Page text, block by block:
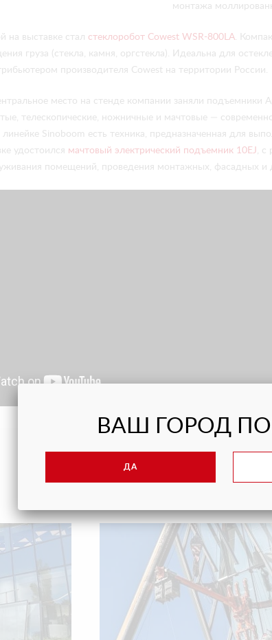
монтажа
на выставке стал стеклоробот Cowest WSR-800LA .
груза (стекла, камня, оргстекла). Идеальна для
производителя Cowest на территории России.
место на стенде компании заняли подъемники
телескопические, ножничные и мачтовые —
Sinoboom есть техника, предназначенная для
удостоился мачтовый электрический подъемник 10EJ ,
помещений, проведения монтажных, фасадных и
Последние
ВАШ ГОРОД
ДА